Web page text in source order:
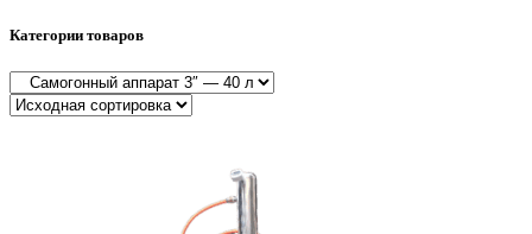
Категории товаров